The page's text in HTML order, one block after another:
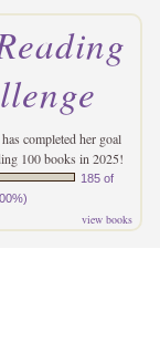
has completed her goal
100 books in 2025!
185 of
view books